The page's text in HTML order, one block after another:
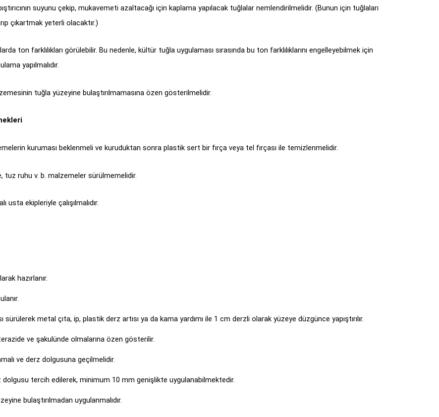
suyunu çekip, mukavemeti azaltacağı için kaplama yapılacak tuğlalar nemlendirilmelidir. (Bunun için tuğlaları
çıkartmak yeterli olacaktır.)
ton farklılıkları görülebilir. Bu nedenle, kültür tuğla uygulaması sırasında bu ton farklılıklarını engelleyebilmek için
yapılmalıdır.
tuğla yüzeyine bulaştırılmamasına özen gösterilmelidir.
kuruması beklenmeli ve kuruduktan sonra plastik sert bir fırça veya tel fırçası ile temizlenmelidir.
tuz ruhu v. b. malzemeler sürülmemelidir.
ekipleriyle çalışılmalıdır.
hazırlanır.
sürülerek metal çıta, ip, plastik derz artısı ya da kama yardımı ile 1 cm derzli olarak yüzeye düzgünce yapıştırılır.
ve şakulünde olmalarına özen gösterilir.
ve derz dolgusuna geçilmelidir.
tercih edilerek, minimum 10 mm genişlikte uygulanabilmektedir.
bulaştırılmadan uygulanmalıdır.